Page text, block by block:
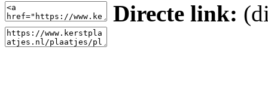
Directe link: